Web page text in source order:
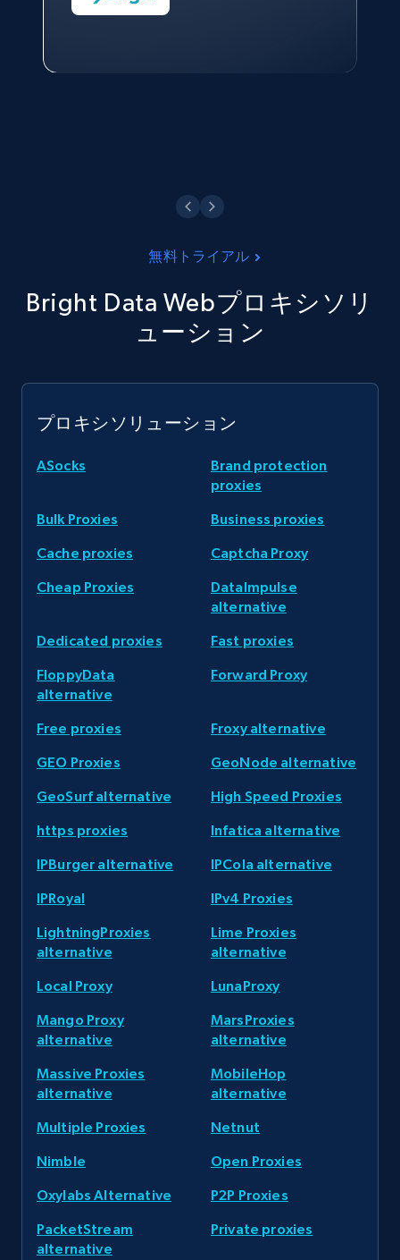
Head of Reporting & Analytics, Business
無料トライアル
Bright Data Webプロキシソリ
ューション
プロキシソリューション
ASocks
Brand protection
proxies
Bulk Proxies Business proxies
Cache proxies Captcha Proxy
Cheap Proxies
DataImpulse
alternative
Dedicated proxies Fast proxies
FloppyData
alternative
Forward Proxy
Free proxies Froxy alternative
GEO Proxies GeoNode alternative
GeoSurf alternative High Speed Proxies
https proxies Infatica alternative
IPBurger alternative IPCola alternative
IPRoyal IPv4 Proxies
LightningProxies
alternative
Lime Proxies
alternative
Local Proxy LunaProxy
Mango Proxy
alternative
MarsProxies
alternative
Massive Proxies
alternative
MobileHop
alternative
Multiple Proxies Netnut
Nimble Open Proxies
Oxylabs Alternative P2P Proxies
PacketStream
alternative
Private proxies